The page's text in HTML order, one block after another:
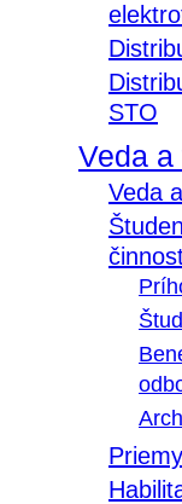
STO
Veda
Veda